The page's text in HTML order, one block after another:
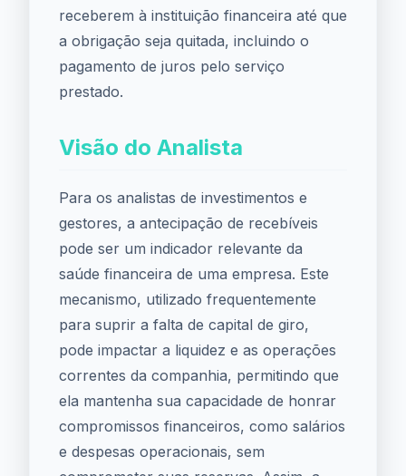
receberem à instituição financeira até que
a obrigação seja quitada, incluindo o
pagamento de juros pelo serviço
prestado.
Visão do Analista
Para os analistas de investimentos e
gestores, a antecipação de recebíveis
pode ser um indicador relevante da
saúde financeira de uma empresa. Este
mecanismo, utilizado frequentemente
para suprir a falta de capital de giro,
pode impactar a liquidez e as operações
correntes da companhia, permitindo que
ela mantenha sua capacidade de honrar
compromissos financeiros, como salários
e despesas operacionais, sem